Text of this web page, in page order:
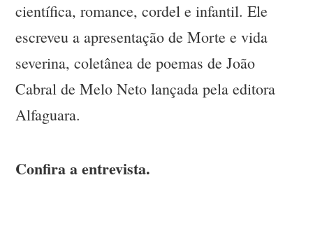
científica, romance, cordel e infantil. Ele
escreveu a apresentação de Morte e vida
severina, coletânea de poemas de João
Cabral de Melo Neto lançada pela editora
Alfaguara.
Confira a entrevista.